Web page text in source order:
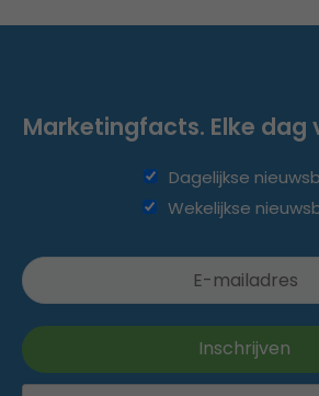
Marketingfacts. Elke dag
Dagelijkse
Wekelijkse